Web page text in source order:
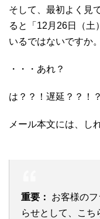
そして、最初よく見
ると「12月26日（土
いるではないですか。
・・・あれ？
は？？！遅延？？！
メール本文には、し
重要：
お客様の
らせとして、こち